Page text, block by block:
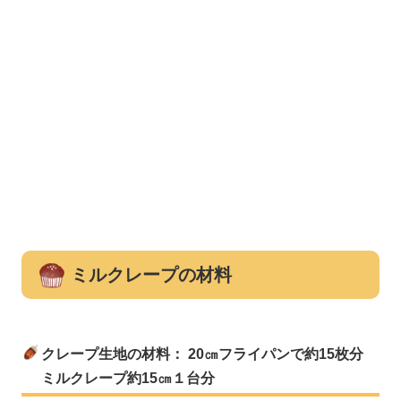
ミルクレープの材料
クレープ生地の材料： 20㎝フライパンで約15枚分
ミルクレープ約15㎝１台分